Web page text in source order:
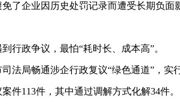
免了企业因历史处罚记录而遭受长期负面
行政争议，最怕“耗时长、成本高”。
局畅通涉企行政复议“绿色通道”，实
件113件，其中通过调解方式化解34件。